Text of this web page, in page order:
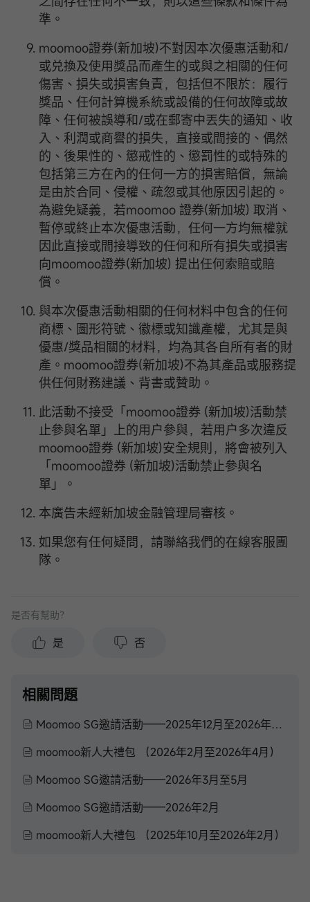
準。
moomoo證券(新加坡)不對因本次優惠活動和/
或兑換及使用獎品而產生的或與之相關的任何
傷害、損失或損害負責，包括但不限於：履行
獎品、任何計算機系統或設備的任何故障或故
障、任何被誤導和/或在郵寄中丟失的通知、收
入、利潤或商譽的損失，直接或間接的、偶然
的、後果性的、懲戒性的、懲罰性的或特殊的
包括第三方在內的任何一方的損害賠償，無論
是由於合同、侵權、疏忽或其他原因引起的。
為避免疑義，若moomoo 證券(新加坡) 取消、
暫停或終止本次優惠活動，任何一方均無權就
因此直接或間接導致的任何和所有損失或損害
向moomoo證券(新加坡) 提出任何索賠或賠
償。
與本次優惠活動相關的任何材料中包含的任何
商標、圖形符號、徽標或知識產權，尤其是與
優惠/獎品相關的材料，均為其各自所有者的財
產。moomoo證券(新加坡)不為其產品或服務提
供任何財務建議、背書或贊助。
此活動不接受「moomoo證券 (新加坡)活動禁
止參與名單」上的用户參與，若用户多次違反
moomoo證券 (新加坡)安全規則，將會被列入
「moomoo證券 (新加坡)活動禁止參與名
單」。
本廣告未經新加坡金融管理局審核。
如果您有任何疑問，請聯絡我們的在線客服團
隊。
是否有幫助？
是 否
相關問題
Moomoo SG邀請活動——2025年12月至2026年2月
moomoo新人大禮包 （2026年2月至2026年4月）
Moomoo SG邀請活動——2026年3月至5月
Moomoo SG邀請活動——2026年2月
moomoo新人大禮包 （2025年10月至2026年2月）